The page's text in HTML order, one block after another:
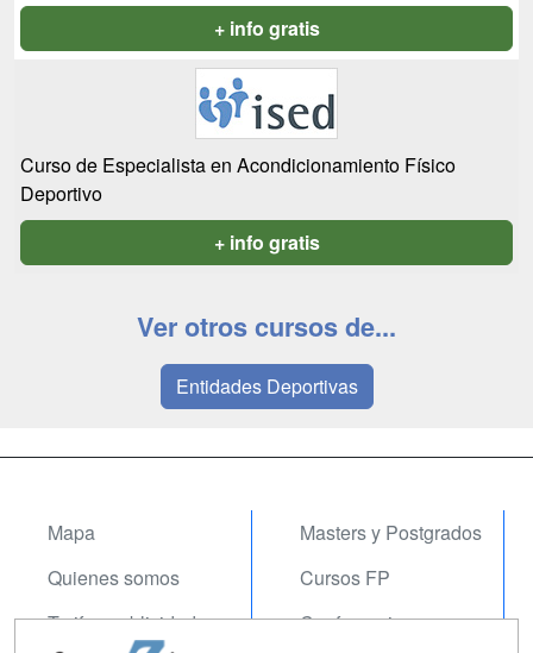
+ info gratis
Curso de Especialista en Acondicionamiento Físico
Deportivo
+ info gratis
Ver otros cursos de...
Entidades Deportivas
Mapa
Quienes somos
Tarifas publicidad
Masters y Postgrados
Cursos FP
Conferencias